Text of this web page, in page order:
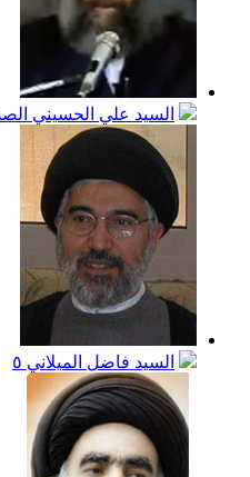
السيد علي الحسيني
السيد فاضل الميلاني ٥